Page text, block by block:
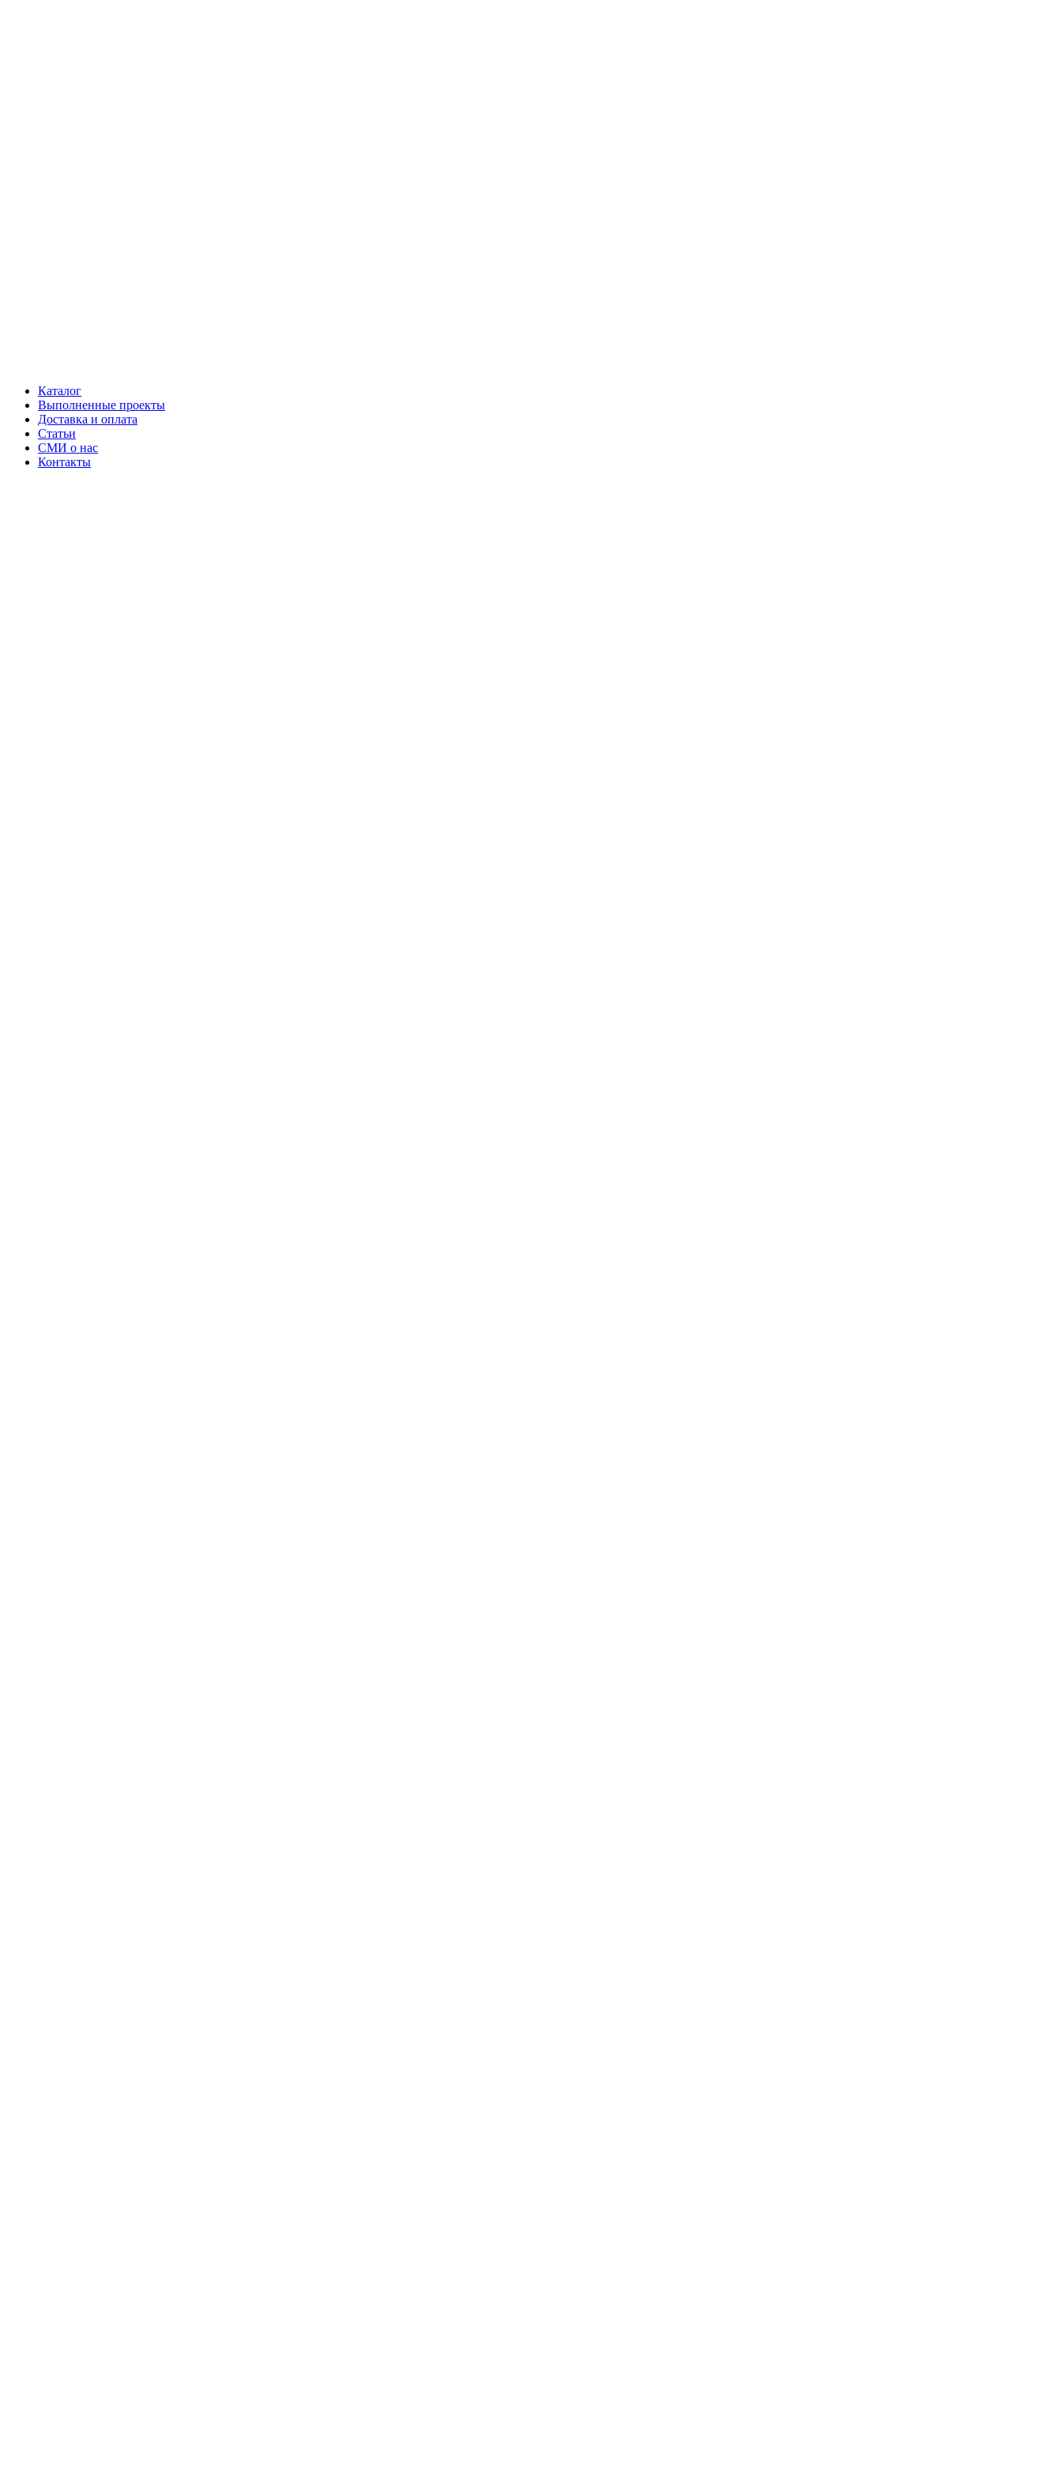
Каталог
Выполненные проекты
Доставка и оплата
Статьи
СМИ о нас
Контакты